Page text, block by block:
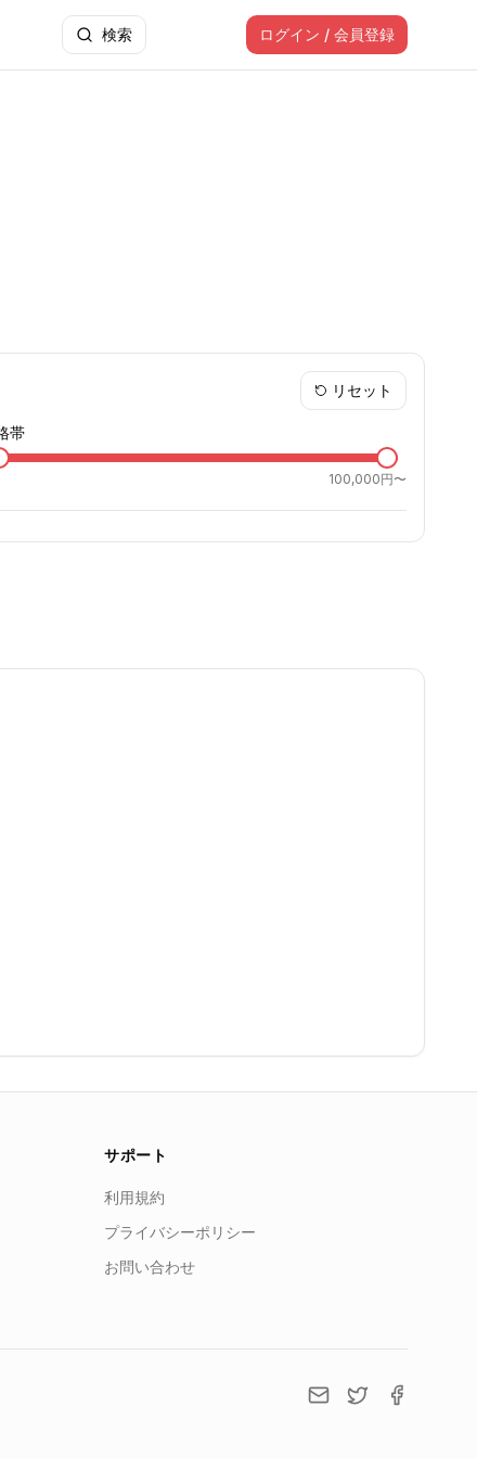
検索 ログイン / 会員登録
帯
100,000円〜
リセット
サポート
利用規約
プライバシーポリシー
お問い合わせ